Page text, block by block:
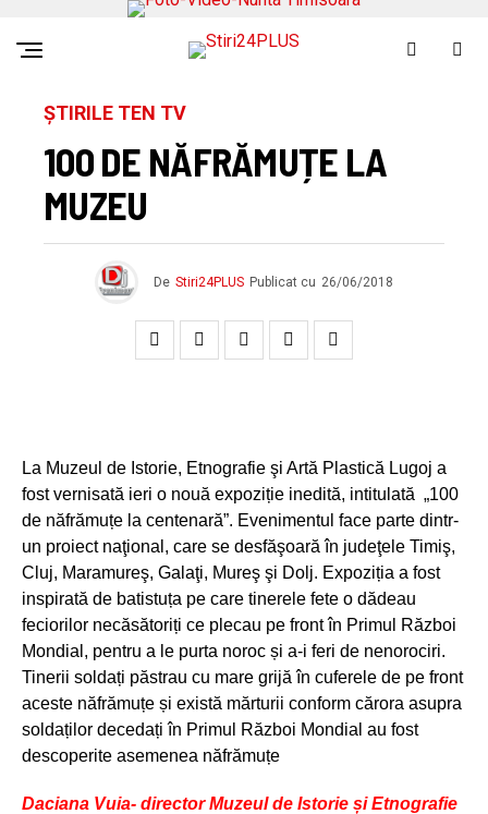
ȘTIRILE TEN TV
100 DE NĂFRĂMUȚE LA
MUZEU
De Stiri24PLUS Publicat cu 26/06/2018
La Muzeul de Istorie, Etnografie şi Artă Plastică Lugoj a
fost vernisată ieri o nouă expoziție inedită, intitulată „100
de năfrămuțe la centenară”. Evenimentul face parte dintr-
un proiect naţional, care se desfăşoară în judeţele Timiş,
Cluj, Maramureş, Galaţi, Mureş şi Dolj. Expoziția a fost
inspirată de batistuța pe care tinerele fete o dădeau
feciorilor necăsătoriți ce plecau pe front în Primul Război
Mondial, pentru a le purta noroc și a-i feri de nenorociri.
Tinerii soldați păstrau cu mare grijă în cuferele de pe front
aceste năfrămuțe și există mărturii conform cărora asupra
soldaților decedați în Primul Război Mondial au fost
descoperite asemenea năfrămuțe
Daciana Vuia- director Muzeul de Istorie și Etnografie